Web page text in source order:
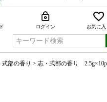
ログイン お気に入
式部の香り 志・式部の香り 2.5g×10p